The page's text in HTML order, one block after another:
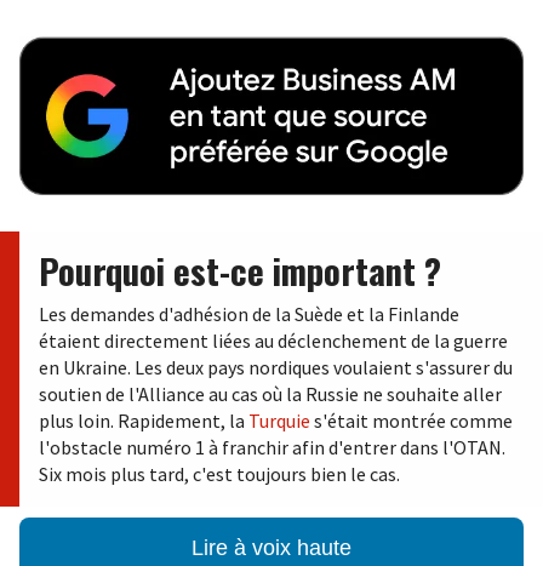
Pourquoi est-ce important ?
Les demandes d'adhésion de la Suède et la Finlande
étaient directement liées au déclenchement de la guerre
en Ukraine. Les deux pays nordiques voulaient s'assurer du
soutien de l'Alliance au cas où la Russie ne souhaite aller
plus loin. Rapidement, la Turquie s'était montrée comme
l'obstacle numéro 1 à franchir afin d'entrer dans l'OTAN.
Six mois plus tard, c'est toujours bien le cas.
Lire à voix haute